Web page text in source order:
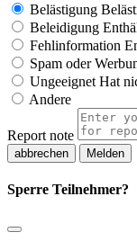
Belästigung
Beleidigung
Fehlinformation
Spam oder
Ungeeignet Hat
Andere
Report note
Melden
Sperre Teilnehmer?